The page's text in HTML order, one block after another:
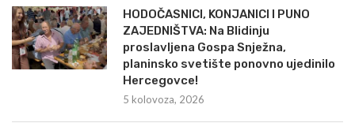
HODOČASNICI, KONJANICI I PUNO
ZAJEDNIŠTVA: Na Blidinju
proslavljena Gospa Snježna,
planinsko svetište ponovno ujedinilo
Hercegovce!
5 kolovoza, 2026